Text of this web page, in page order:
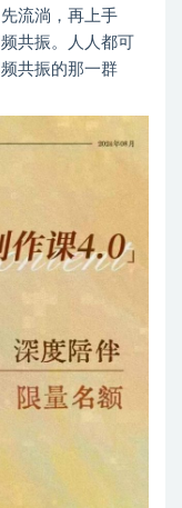
流淌，再上手
共振。人人都可
共振的那一群